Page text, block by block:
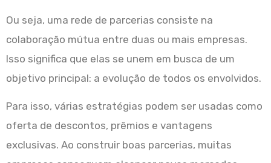
Ou seja, uma rede de parcerias consiste na
colaboração mútua entre duas ou mais empresas.
Isso significa que elas se unem em busca de um
objetivo principal: a evolução de todos os envolvidos.
Para isso, várias estratégias podem ser usadas como
oferta de descontos, prêmios e vantagens
exclusivas. Ao construir boas parcerias, muitas